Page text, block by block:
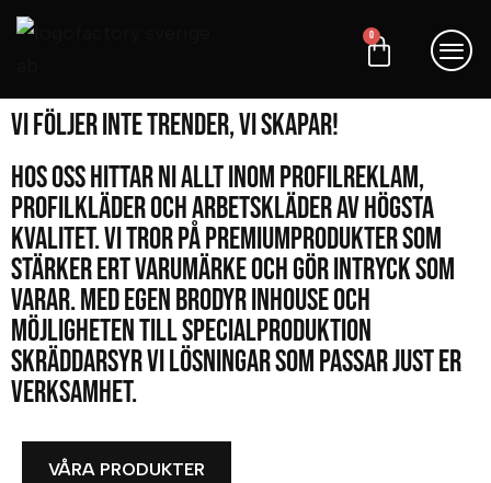
0
Vi följer inte trender, vi skapar!
Hos oss hittar ni allt inom profilreklam,
profilkläder och arbetskläder av högsta
kvalitet. Vi tror på premiumprodukter som
stärker ert varumärke och gör intryck som
varar. Med egen brodyr inhouse och
möjligheten till specialproduktion
skräddarsyr vi lösningar som passar just er
verksamhet.
VÅRA PRODUKTER